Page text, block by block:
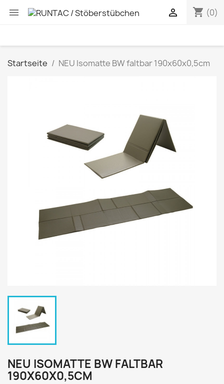
 shopping_cart (0)

Startseite NEU Isomatte BW faltbar 190x60x0,5cm
NEU ISOMATTE BW FALTBAR
190X60X0,5CM